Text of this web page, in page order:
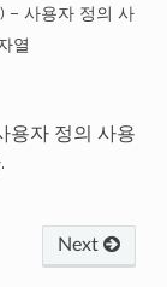
) – 사용자 정의 사
열
용자 정의 사용
Next